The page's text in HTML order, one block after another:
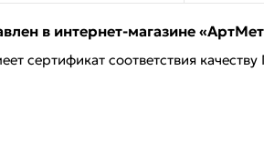
в интернет-магазине
сертификат соответствия